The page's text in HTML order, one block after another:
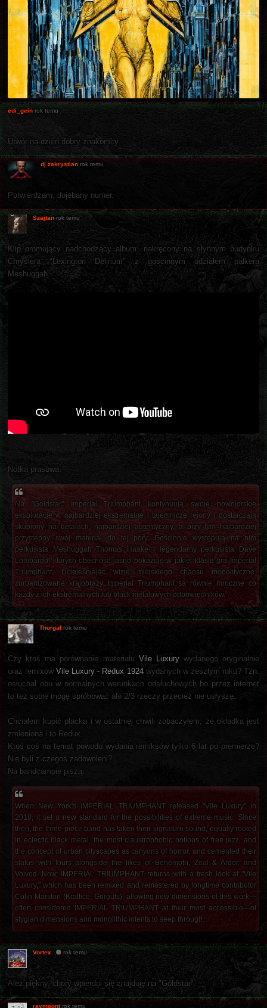
edi_gein rok temu
Utwór na dzień dobry znakomity.
dj zakrystian rok temu
Potwierdzam, dojebany numer.
Szajtan rok temu
Klip promujący nadchodzący album, nakręcony na słynnym budynku
Chryslera "Lexington Delirium" z gościnnym udziałem pałkera
Meshuggah.
Notka prasowa:
Na "Goldstar" Imperial Triumphant kontynuują swoje nowojorskie
eksploracje w najbardziej ekstremalne i tajemnicze rejony i dostarczają
skupiony na detalach, najbardziej autentyczny, a przy tym najbardziej
przystępny swój materiał do tej pory. Gościnnie występują na nim
perkusista Meshuggah Thomas Haake i legendarny perkusista Dave
Lombardo, których obecność jasno pokazuje w jakiej klasie gra Imperial
Triumphant. Ucieleśniając wizje miejskiego chaosu monolityczne,
zurbanizowane krajobrazy Imperial Triumphant są równie mroczne co
każdy z ich ekstremalnych lub black metalowych odpowiedników.
Thorgal rok temu
Czy ktoś ma porównanie materiału Vile Luxury wydanego oryginalnie
oraz remixówVile Luxury - Redux 1924wydanych w zeszłym roku? Tzn.
osłuchał obu w normalnych warunkach odsłuchowych bo przez internet
to też sobie mogę spróbować ale 2/3 rzeczy przecież nie usłyszę.
Chciałem kupić placka i w ostatniej chwili zobaczyłem, że okładka jest
zmieniona i to Redux.
Ktoś coś na temat powodu wydania remiksów tylko 6 lat po premierze?
Nie byli z czegoś zadowoleni?
Na bandcampie piszą:
When New York's IMPERIAL TRIUMPHANT released "Vile Luxury" in
2018, it set a new standard for the possibilities of extreme music. Since
then, the three-piece band has taken their signature sound, equally rooted
in eclectic black metal, the most claustrophobic notions of free jazz, and
the concept of urban cityscapes as canyons of horror, and cemented their
status with tours alongside the likes of Behemoth, Zeal & Ardor, and
Voivod. Now, IMPERIAL TRIUMPHANT returns with a fresh look at "Vile
Luxury," which has been remixed and remastered by longtime contributor
Colin Marston (Krallice, Gorguts), allowing new dimensions of this work—
often considered IMPERIAL TRIUMPHANT at their most accessible—of
stygian dimensions and monolithic intents to seep through.
Vortex rok temu
Ależ piękny, chory wpierdol się znajduję na "Goldstar".
raymoont rok temu